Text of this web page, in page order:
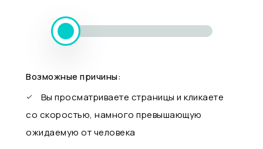
Возможные причины:
Вы просматриваете страницы и кликаете
со скоростью, намного превышающую
ожидаемую от человека